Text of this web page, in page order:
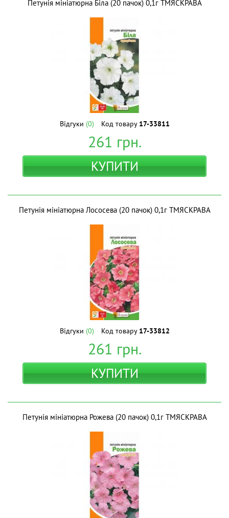
Петунія мініатюрна Біла (20 пачок) 0,1г ТМЯСКРАВА
Відгуки (0) Код товару 17-33811
261 грн.
КУПИТИ
Петунія мініатюрна Лососева (20 пачок) 0,1г ТМЯСКРАВА
Відгуки (0) Код товару 17-33812
261 грн.
КУПИТИ
Петунія мініатюрна Рожева (20 пачок) 0,1г ТМЯСКРАВА